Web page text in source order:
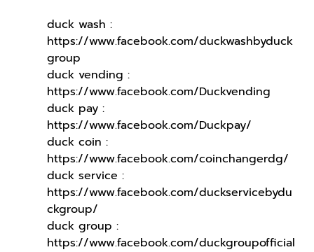
duck wash :
https://www.facebook.com/duckwashbyduck
group
duck vending :
https://www.facebook.com/Duckvending
duck pay :
https://www.facebook.com/Duckpay/
duck coin :
https://www.facebook.com/coinchangerdg/
duck service :
https://www.facebook.com/duckservicebydu
ckgroup/
duck group :
https://www.facebook.com/duckgroupofficial